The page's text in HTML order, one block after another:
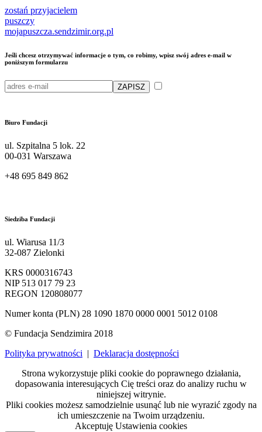
zostań przyjacielem
puszczy
mojapuszcza.sendzimir.org.pl
Jeśli chcesz otrzymywać informacje o tym, co robimy, wpisz swój adres e-mail w
poniższym formularzu
Biuro Fundacji
ul. Szpitalna 5 lok. 22
00-031 Warszawa
+48 695 849 862
Siedziba Fundacji
ul. Wiarusa 11/3
32-087 Zielonki
KRS 0000316743
NIP 513 017 79 23
REGON 120808077
Numer konta (PLN) 28 1090 1870 0000 0001 5012 0108
© Fundacja Sendzimira 2018
Polityka prywatności | Deklaracja dostępności
Strona wykorzystuje pliki cookie do poprawnego działania,
dopasowania interesujących Cię treści oraz do analizy ruchu w
niniejszej witrynie.
Pliki cookies możesz samodzielnie usunąć lub nie wyrazić zgody na
ich umieszczenie na Twoim urządzeniu.
Akceptuję Ustawienia cookies